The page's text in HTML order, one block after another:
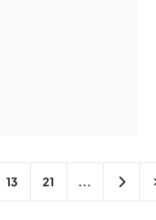
13 21 ...